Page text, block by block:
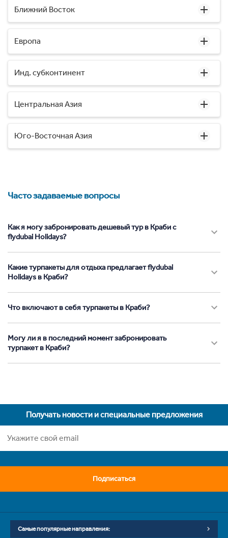
Ближний Восток
Европа
Инд. субконтинент
Центральная Азия
Юго-Восточная Азия
Часто задаваемые вопросы
Как я могу забронировать дешевый тур в Краби с
flydubai Holidays?
Какие турпакеты для отдыха предлагает flydubai
Holidays в Краби?
Что включают в себя турпакеты в Краби?
Могу ли я в последний момент забронировать
турпакет в Краби?
Получать новости и специальные предложения
Подписаться
Самые популярные направления: